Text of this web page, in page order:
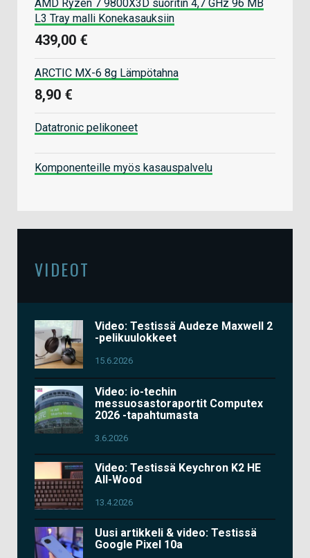
AMD Ryzen 7 9800X3D suoritin 4,7 GHz 96 MB
L3 Tray malli Konekasauksiin
439,00 €
ARCTIC MX-6 8g Lämpötahna
8,90 €
Datatronic pelikoneet
Komponenteille myös kasauspalvelu
VIDEOT
Video: Testissä Audeze Maxwell 2
-pelikuulokkeet
15.6.2026
Video: io-techin
messuosastoraportit Computex
2026 -tapahtumasta
3.6.2026
Video: Testissä Keychron K2 HE
All-Wood
13.4.2026
Uusi artikkeli & video: Testissä
Google Pixel 10a